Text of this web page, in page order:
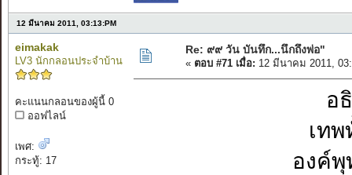
12 มีนาคม 2011, 03:13:PM
eimakak
LV3 นักกลอนประจำบ้าน
คะแนนกลอนของผู้นี้ 0
ออฟไลน์
เพศ:
กระทู้: 17
Re: ๙๙ วัน บันทึก...นึกถึงพ่อ"
« ตอบ #71 เมื่อ: 12 มีนาคม 2011,
อ
เท
องค์พุ